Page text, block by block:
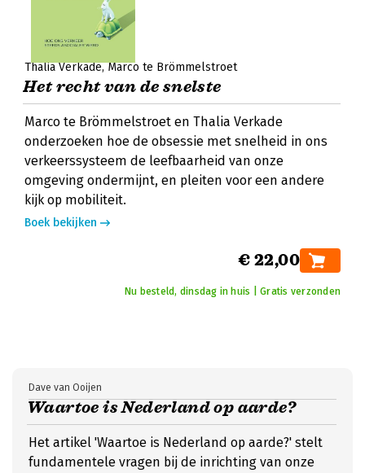
Thalia Verkade Marco te Brömmelstroet
Het recht van de snelste
Marco te Brömmelstroet en Thalia Verkade
onderzoeken hoe de obsessie met snelheid in ons
verkeerssysteem de leefbaarheid van onze
omgeving ondermijnt, en pleiten voor een andere
kijk op mobiliteit.
Boek bekijken
€ 22,00
Nu besteld, dinsdag in huis | Gratis verzonden
Waartoe is Nederland op aarde?
Dave van Ooijen
Het artikel 'Waartoe is Nederland op aarde?' stelt
fundamentele vragen bij de inrichting van onze